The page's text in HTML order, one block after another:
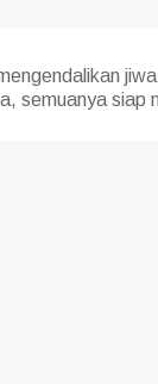
semuanya siap